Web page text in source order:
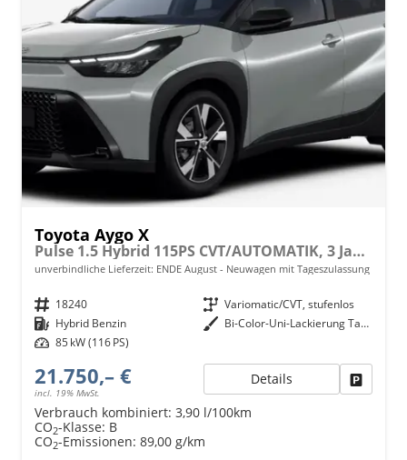
Toyota Aygo X
Pulse 1.5 Hybrid 115PS CVT/AUTOMATIK, 3 Jahre Garantie, 17" Alufelgen, Uni-Lackierung Tarragon /Dach schwarz, Privacy-Glas, Sitzheizung, Rückfahrkamera, Klimaautomatik, Audiosystem 9" + Smartphone-Integration, Lederlenkrad, ACC, ZV mit Fernbedienung
unverbindliche Lieferzeit: ENDE August Neuwagen mit Tageszulassung
Fahrzeugnr. 18240 Getriebe Variomatic/CVT, stufenlos
Kraftstoff Hybrid Benzin Außenfarbe
Bi-Color-Uni-Lackierung Tarragon/Night Sky Black (Urban Khaki / Black)
Leistung 85 kW (116 PS)
21.750,– €
incl. 19% MwSt.
Details
Verbrauch kombiniert: 3,90 l/100km
CO2-Klasse: B
CO2-Emissionen: 89,00 g/km